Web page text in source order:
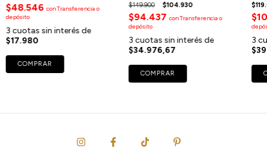
$48.546conTransferencia o
depósito
3 cuotas sin interés de
$17.980
COMPRAR
$149.900 $104.930
$94.437conTransferencia o
depósito
3 cuotas sin interés de
$34.976,67
COMPRAR
3